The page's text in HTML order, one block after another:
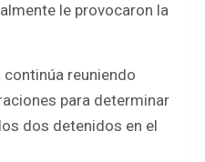
le provocaron la
reuniendo
para determinar
dos detenidos en el